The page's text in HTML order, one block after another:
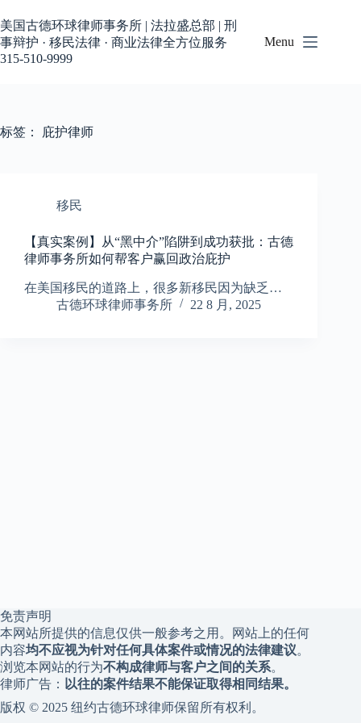
过
内
容
美国古德环球律师事务所 | 法拉盛总部 | 刑
事辩护 · 移民法律 · 商业法律全方位服务
315-510-9999
Menu
标签： 庇护律师
移民
【真实案例】从“黑中介”陷阱到成功获批：古德
律师事务所如何帮客户赢回政治庇护
在美国移民的道路上，很多新移民因为缺乏…
古德环球律师事务所
22 8 月, 2025
免责声明
本网站所提供的信息仅供一般参考之用。网站上的任何
内容均不应视为针对任何具体案件或情况的法律建议。
浏览本网站的行为不构成律师与客户之间的关系。
律师广告： 以往的案件结果不能保证取得相同结果。
版权 © 2025 纽约古德环球律师保留所有权利。